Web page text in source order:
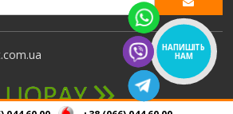
НАПИШІТЬ
НАМ